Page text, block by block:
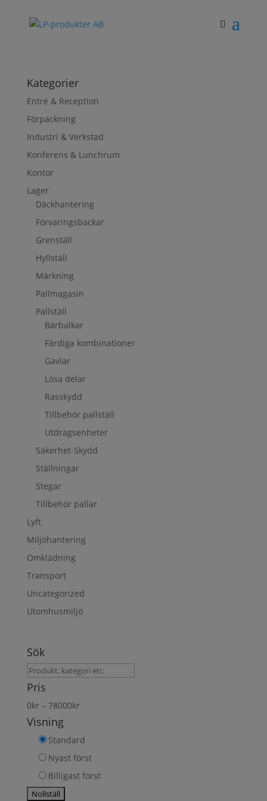
Kategorier
Entré & Reception
Förpackning
Industri & Verkstad
Konferens & Lunchrum
Kontor
Lager
Däckhantering
Förvaringsbackar
Grenställ
Hyllställ
Märkning
Pallmagasin
Pallställ
Bärbalkar
Färdiga kombinationer
Gavlar
Lösa delar
Rasskydd
Tillbehör pallställ
Utdragsenheter
Säkerhet-Skydd
Ställningar
Stegar
Tillbehör pallar
Lyft
Miljöhantering
Omklädning
Transport
Uncategorized
Utomhusmiljö
Sök
Sök
produkt
Pris
0kr– 78000kr
Visning
Standard
Nyast först
Billigast först